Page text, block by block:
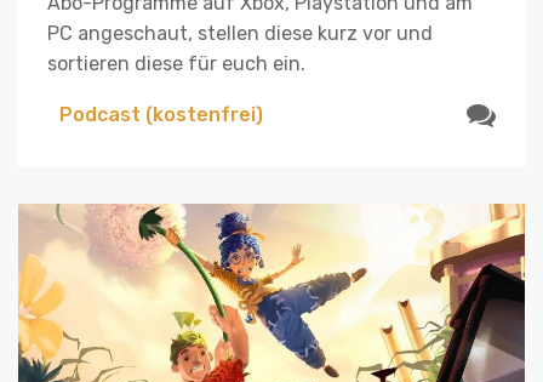
PC angeschaut, stellen diese kurz vor und
sortieren diese für euch ein.
Podcast (kostenfrei)